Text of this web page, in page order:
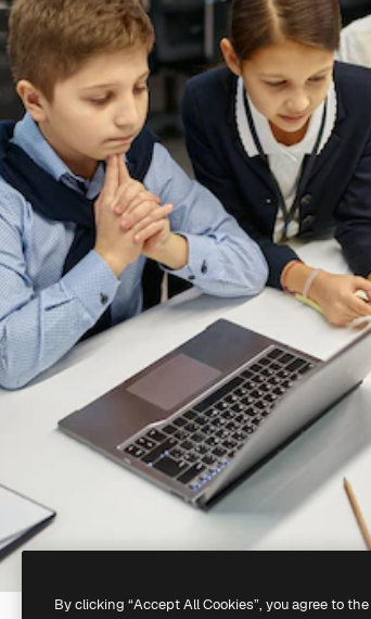
By clicking “Accept All Cookies”, you agree to